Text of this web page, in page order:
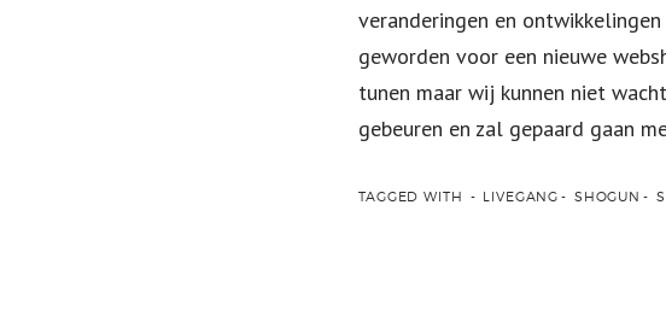
veranderingen en
geworden voor een nieuwe
tunen maar wij kunnen niet
gebeuren en zal gepaard gaan
TAGGED WITH LIVEGANG SHOGUN